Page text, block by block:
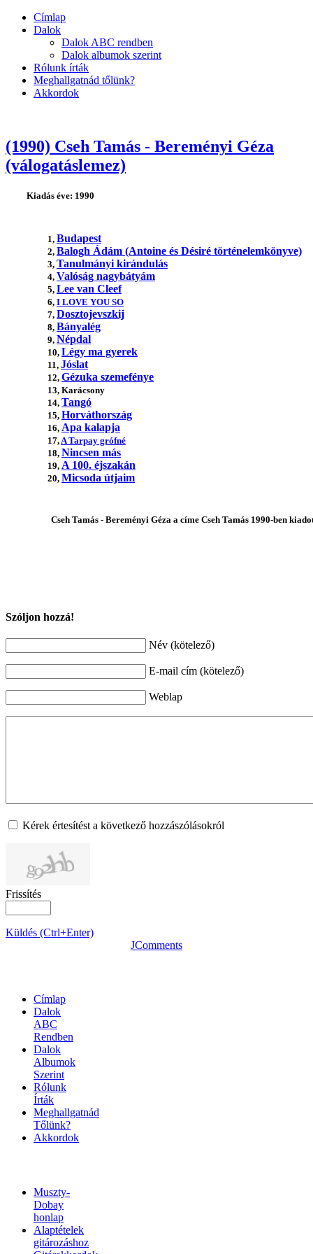
Címlap
Dalok
Dalok ABC rendben
Dalok albumok szerint
Rólunk írták
Meghallgatnád tőlünk?
Akkordok
(1990) Cseh Tamás - Bereményi Géza
(válogatáslemez)
Kiadás éve: 1990
1, Budapest
2, Balogh Ádám (Antoine és Désiré történelemkönyve)
3, Tanulmányi kirándulás
4, Valóság nagybátyám
5, Lee van Cleef
6, I LOVE YOU SO
7, Dosztojevszkij
8, Bányalég
9, Népdal
10, Légy ma gyerek
11, Jóslat
12, Gézuka szemefénye
13, Karácsony
14, Tangó
15, Horváthország
16, Apa kalapja
17, A Tarpay grófné
18, Nincsen más
19, A 100. éjszakán
20, Micsoda útjaim
Cseh Tamás - Bereményi Géza a címe Cseh Tamás 1990-ben
Szóljon hozzá!
Név (kötelező)
E-mail cím (kötelező)
Weblap
Kérek értesítést a következő hozzászólásokról
Frissítés
Küldés (Ctrl+Enter)
JComments
Címlap
Dalok
ABC
Rendben
Dalok
Albumok
Szerint
Rólunk
Írták
Meghallgatnád
Tőlünk?
Akkordok
Muszty-
Dobay
honlap
Alaptételek
gitározáshoz